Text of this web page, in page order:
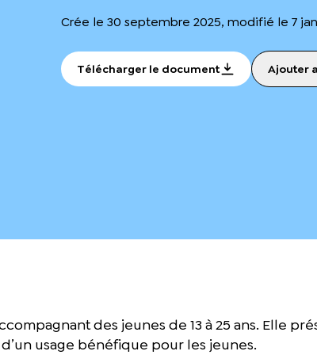
Crée le 30 septembre 2025, modifié le 7
Télécharger le document Ajouter
des jeunes de 13 à 25 ans. Elle
usage bénéfique pour les jeunes.